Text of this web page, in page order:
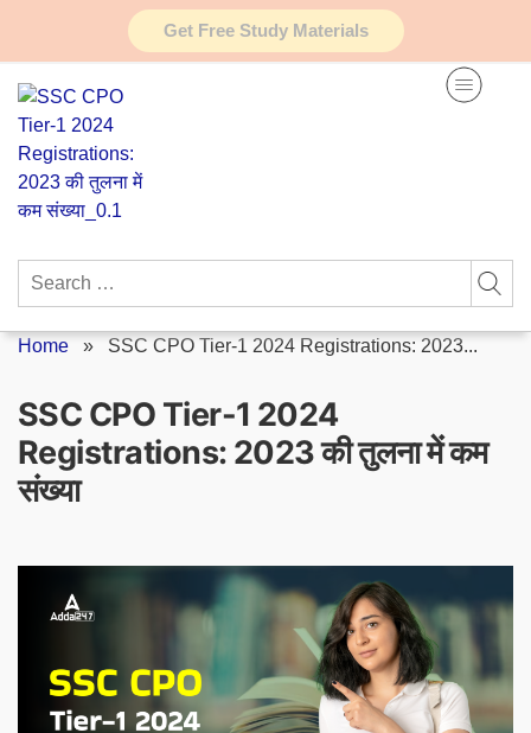
Get Free Study Materials
Search
Home » SSC CPO Tier-1 2024 Registrations: 2023...
SSC CPO Tier-1 2024
Registrations: 2023 की तुलना में कम
संख्या